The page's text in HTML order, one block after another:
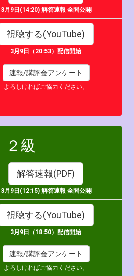
3月9日(14:20) 解答速報 全問公開
視聴する(YouTube)
3月9日（20:53）配信開始
速報/講評会アンケート
よろしければご協力ください。
２級
解答速報(PDF)
3月9日(12:15) 解答速報 全問公開
視聴する(YouTube)
3月9日 （18:50）配信開始
速報/講評会アンケート
よろしければご協力ください。